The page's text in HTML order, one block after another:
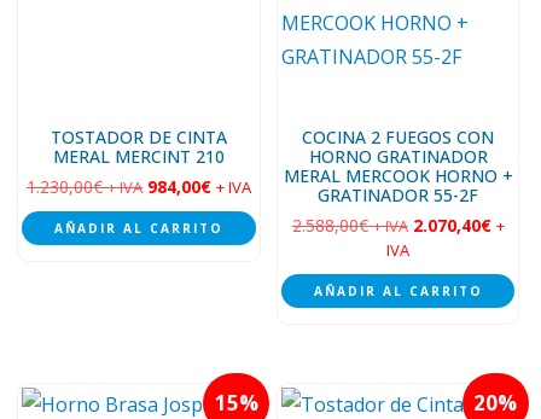
TOSTADOR DE CINTA
MERAL MERCINT 210
1.230,00€ + IVA 984,00€ + IVA
AÑADIR AL CARRITO
COCINA 2 FUEGOS CON
HORNO GRATINADOR
MERAL MERCOOK HORNO +
GRATINADOR 55-2F
2.588,00€ + IVA 2.070,40€ +
IVA
AÑADIR AL CARRITO
15 20